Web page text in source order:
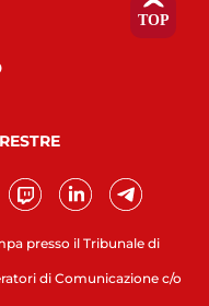
presso il Tribunale di
di Comunicazione c/o